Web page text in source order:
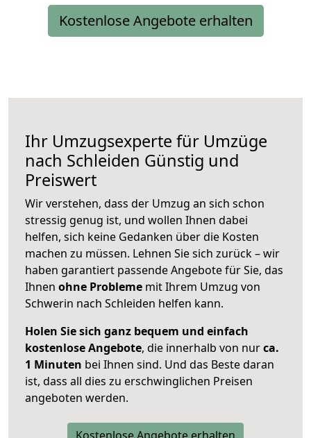
Kostenlose Angebote erhalten
Ihr Umzugsexperte für Umzüge
nach Schleiden Günstig und
Preiswert
Wir verstehen, dass der Umzug an sich schon
stressig genug ist, und wollen Ihnen dabei
helfen, sich keine Gedanken über die Kosten
machen zu müssen. Lehnen Sie sich zurück – wir
haben garantiert passende Angebote für Sie, das
Ihnen ohne Probleme mit Ihrem Umzug von
Schwerin nach Schleiden helfen kann.
Holen Sie sich ganz bequem und einfach
kostenlose Angebote, die innerhalb von nurca.
1 Minuten bei Ihnen sind. Und das Beste daran
ist, dass all dies zu erschwinglichen Preisen
angeboten werden.